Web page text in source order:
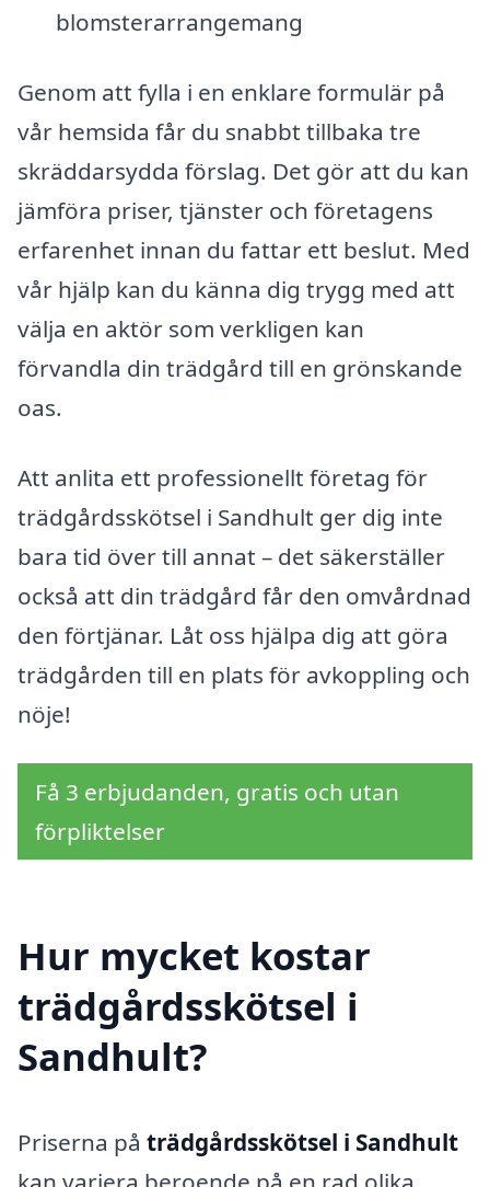
blomsterarrangemang
Genom att fylla i en enklare formulär på
vår hemsida får du snabbt tillbaka tre
skräddarsydda förslag. Det gör att du kan
jämföra priser, tjänster och företagens
erfarenhet innan du fattar ett beslut. Med
vår hjälp kan du känna dig trygg med att
välja en aktör som verkligen kan
förvandla din trädgård till en grönskande
oas.
Att anlita ett professionellt företag för
trädgårdsskötsel i Sandhult ger dig inte
bara tid över till annat – det säkerställer
också att din trädgård får den omvårdnad
den förtjänar. Låt oss hjälpa dig att göra
trädgården till en plats för avkoppling och
nöje!
Få 3 erbjudanden, gratis och utan
förpliktelser
Hur mycket kostar
trädgårdsskötsel i
Sandhult?
Priserna på trädgårdsskötsel i Sandhult